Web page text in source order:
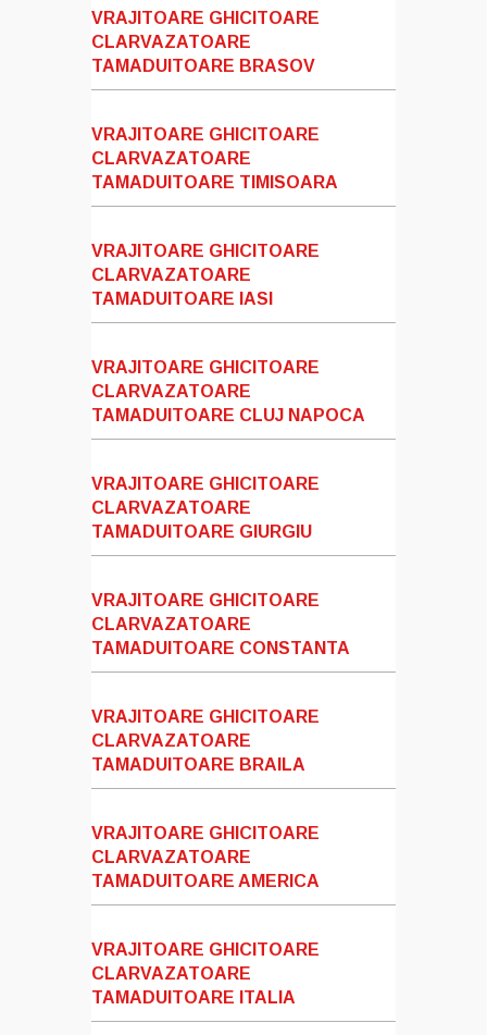
VRAJITOARE GHICITOARE
CLARVAZATOARE
TAMADUITOARE BRASOV
VRAJITOARE GHICITOARE
CLARVAZATOARE
TAMADUITOARE TIMISOARA
VRAJITOARE GHICITOARE
CLARVAZATOARE
TAMADUITOARE IASI
VRAJITOARE GHICITOARE
CLARVAZATOARE
TAMADUITOARE CLUJ NAPOCA
VRAJITOARE GHICITOARE
CLARVAZATOARE
TAMADUITOARE GIURGIU
VRAJITOARE GHICITOARE
CLARVAZATOARE
TAMADUITOARE CONSTANTA
VRAJITOARE GHICITOARE
CLARVAZATOARE
TAMADUITOARE BRAILA
VRAJITOARE GHICITOARE
CLARVAZATOARE
TAMADUITOARE AMERICA
VRAJITOARE GHICITOARE
CLARVAZATOARE
TAMADUITOARE ITALIA